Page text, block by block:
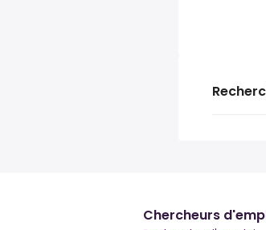
Chercheurs